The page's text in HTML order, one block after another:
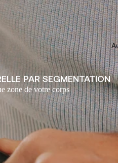
PAR SEGMENTATION
zone de votre corps